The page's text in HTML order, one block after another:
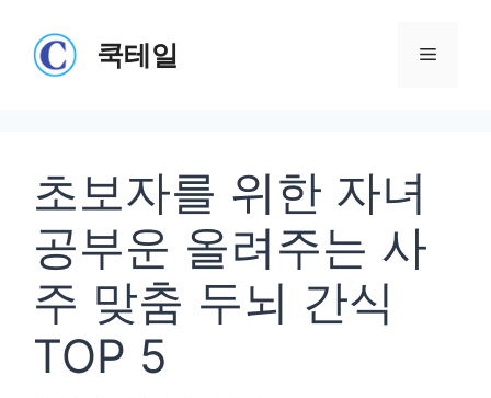
쿡테일 메
초보자를 위한 자녀
공부운 올려주는 사
주 맞춤 두뇌 간식
TOP 5